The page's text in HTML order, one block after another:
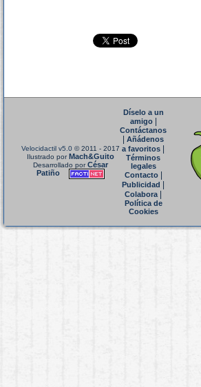
Velocidactil v5.0 © 2011 - 2017
Ilustrado porMach&Guito
Desarrollado porCésar
Patiño
Díselo a un
amigo|
Contáctanos
Añádenos
a favoritos
Términos
legales
Contacto|
Publicidad
Colabora|
Política de
Cookies